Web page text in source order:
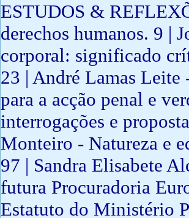
ESTUDOS &
derechos humanos. 9 |
corporal: significado
23 | André Lamas
para a acção penal e
interrogações e
Monteiro - Natureza e
97 | Sandra Elisabete
futura Procuradoria
Estatuto do Ministério